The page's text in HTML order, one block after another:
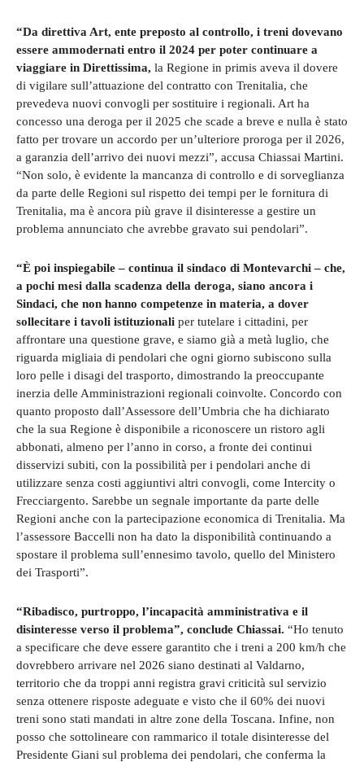
“Da direttiva Art, ente preposto al controllo, i treni dovevano
essere ammodernati entro il 2024 per poter continuare a
viaggiare in Direttissima, la Regione in primis aveva il dovere
di vigilare sull’attuazione del contratto con Trenitalia, che
prevedeva nuovi convogli per sostituire i regionali. Art ha
concesso una deroga per il 2025 che scade a breve e nulla è stato
fatto per trovare un accordo per un’ulteriore proroga per il 2026,
a garanzia dell’arrivo dei nuovi mezzi”, accusa Chiassai Martini.
“Non solo, è evidente la mancanza di controllo e di sorveglianza
da parte delle Regioni sul rispetto dei tempi per le fornitura di
Trenitalia, ma è ancora più grave il disinteresse a gestire un
problema annunciato che avrebbe gravato sui pendolari”.
“È poi inspiegabile – continua il sindaco di Montevarchi – che,
a pochi mesi dalla scadenza della deroga, siano ancora i
Sindaci, che non hanno competenze in materia, a dover
sollecitare i tavoli istituzionali per tutelare i cittadini, per
affrontare una questione grave, e siamo già a metà luglio, che
riguarda migliaia di pendolari che ogni giorno subiscono sulla
loro pelle i disagi del trasporto, dimostrando la preoccupante
inerzia delle Amministrazioni regionali coinvolte. Concordo con
quanto proposto dall’Assessore dell’Umbria che ha dichiarato
che la sua Regione è disponibile a riconoscere un ristoro agli
abbonati, almeno per l’anno in corso, a fronte dei continui
disservizi subiti, con la possibilità per i pendolari anche di
utilizzare senza costi aggiuntivi altri convogli, come Intercity o
Frecciargento. Sarebbe un segnale importante da parte delle
Regioni anche con la partecipazione economica di Trenitalia. Ma
l’assessore Baccelli non ha dato la disponibilità continuando a
spostare il problema sull’ennesimo tavolo, quello del Ministero
dei Trasporti”.
“Ribadisco, purtroppo, l’incapacità amministrativa e il
disinteresse verso il problema”, conclude Chiassai. “Ho tenuto
a specificare che deve essere garantito che i treni a 200 km/h che
dovrebbero arrivare nel 2026 siano destinati al Valdarno,
territorio che da troppi anni registra gravi criticità sul servizio
senza ottenere risposte adeguate e visto che il 60% dei nuovi
treni sono stati mandati in altre zone della Toscana. Infine, non
posso che sottolineare con rammarico il totale disinteresse del
Presidente Giani sul problema dei pendolari, che conferma la